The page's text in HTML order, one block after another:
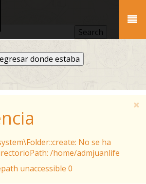
donde estaba
No se ha
/home/admjuanlife
unaccessible 0